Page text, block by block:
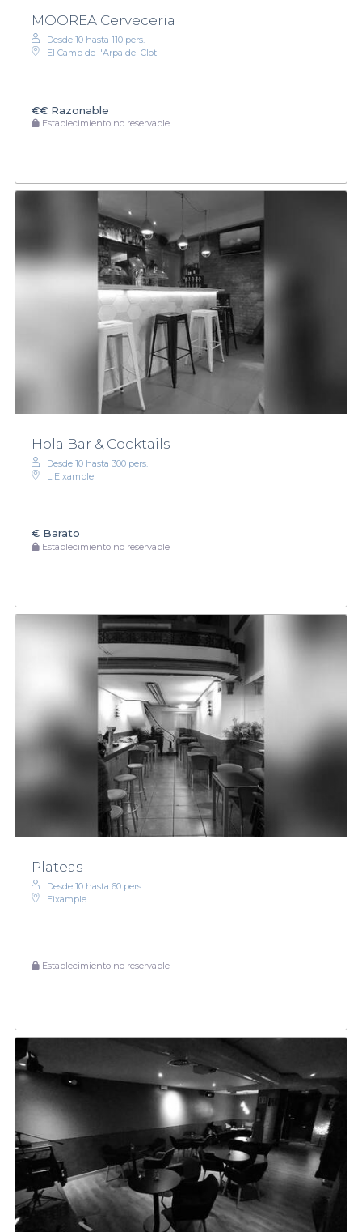
MOOREA Cerveceria
Desde 10 hasta 110 pers.
El Camp de l'Arpa del Clot
€€ Razonable
Establecimiento no reservable
Hola Bar & Cocktails
Desde 10 hasta 300 pers.
L'Eixample
€ Barato
Establecimiento no reservable
Plateas
Desde 10 hasta 60 pers.
Eixample
Establecimiento no reservable